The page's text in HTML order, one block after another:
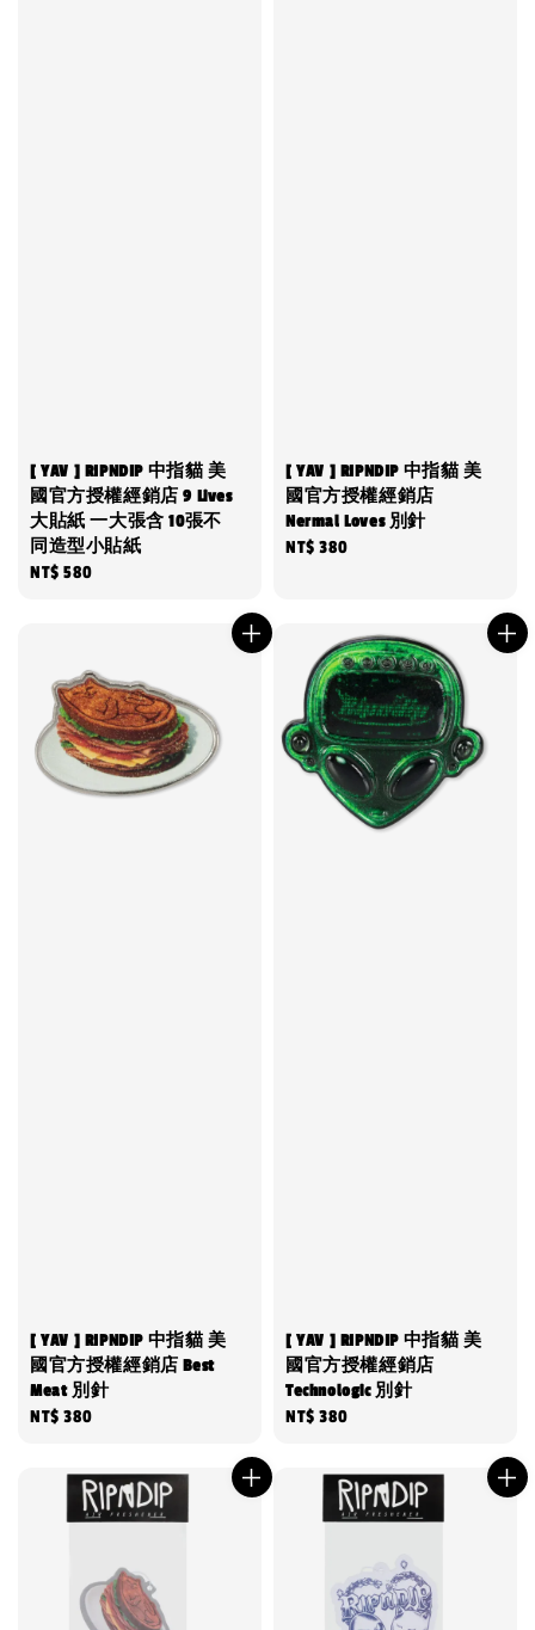
[ YAV ] RIPNDIP 中指貓 美
國官方授權經銷店 9 Lives
大貼紙 一大張含 10張不
同造型小貼紙
Regular
NT$ 580
[ YAV ] RIPNDIP 中指貓 美
國官方授權經銷店
Nermal Loves 別針
Regular
NT$ 380
[ YAV ] RIPNDIP 中指貓 美
國官方授權經銷店 Best
Meat 別針
Regular
NT$ 380
[ YAV ] RIPNDIP 中指貓 美
國官方授權經銷店
Technologic 別針
Regular
NT$ 380